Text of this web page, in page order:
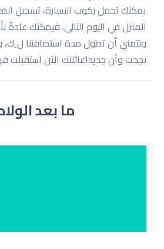
یمكنك تحمل ركوب السیارة، تسجیل
المنزل في الیوم التالي. فیمكنك
ونتمني أن تطول مدة استضافتنا ل ِك،
نجحت وأن جدیداعائلتك الآن استقبلت
ما بعد